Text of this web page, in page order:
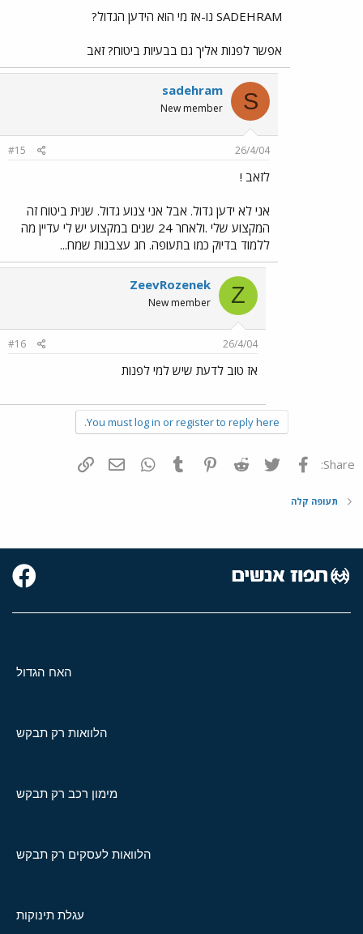
SADEHRAM נו-אז מי הוא הידען הגדול?
אפשר לפנות אליך גם בבעיות ביטוח? זאב
S
sadehram
New member
26/4/04
#15
לזאב !
אני לא ידען גדול. אבל אני צנוע גדול. שנית ביטוח זה
המקצוע שלי .ולאחר 24 שנים במקצוע יש לי עדיין מה
ללמוד בדיוק כמו בתעופה. חג עצבנות שמח...
Z
ZeevRozenek
New member
26/4/04
#16
אז טוב לדעת שיש למי לפנות
You must log in or register to reply here.
Share: פייסבוק Twitter
Reddit
Pinterest
Tumblr
WhatsAppדואר אלקטרוני
תעופה קלה
האח הגדול
הלוואות רק תבקש
מימון רכב רק תבקש
הלוואות לעסקים רק תבקש
עגלת תינוקות